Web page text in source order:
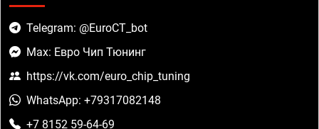
Telegram: @EuroCT_bot
Max: Евро Чип Тюнинг
https://vk.com/euro_chip_tuning
WhatsApp: +79317082148
+7 8152 59-64-69